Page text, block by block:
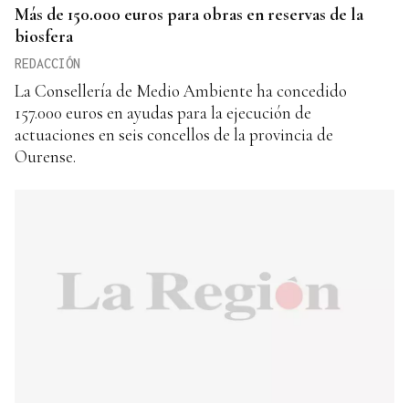
Más de 150.000 euros para obras en reservas de la
biosfera
REDACCIÓN
La Consellería de Medio Ambiente ha concedido
157.000 euros en ayudas para la ejecución de
actuaciones en seis concellos de la provincia de
Ourense.